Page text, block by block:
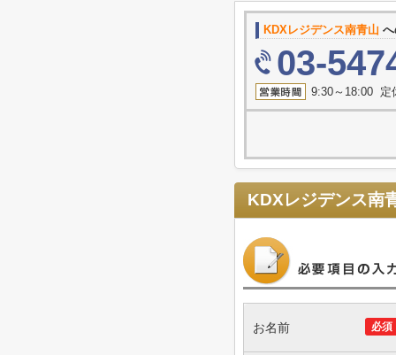
KDXレジデンス南青山
03-
9:30～18:00 定
KDXレジデンス南
必須
お名前